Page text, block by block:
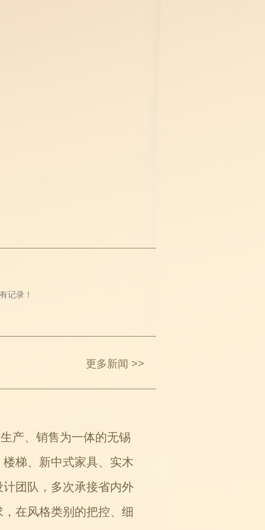
记录！
更多新闻 >>
产、销售为一体的无锡
梯、新中式家具、实木
团队，多次承接省内外
在风格类别的把控、细